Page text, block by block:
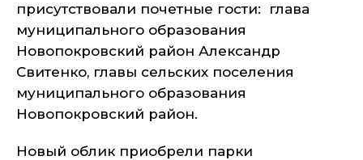
присутствовали почетные гости: глава
муниципального образования
Новопокровский район Александр
Свитенко, главы сельских поселения
муниципального образования
Новопокровский район.
Новый облик приобрели парки